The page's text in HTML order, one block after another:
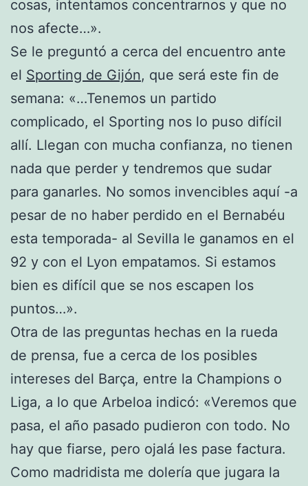
cosas, intentamos concentrarnos y que no
nos afecte…».
Se le preguntó a cerca del encuentro ante
el Sporting de Gijón, que será este fin de
semana: «…Tenemos un partido
complicado, el Sporting nos lo puso difícil
allí. Llegan con mucha confianza, no tienen
nada que perder y tendremos que sudar
para ganarles. No somos invencibles aquí -a
pesar de no haber perdido en el Bernabéu
esta temporada- al Sevilla le ganamos en el
92 y con el Lyon empatamos. Si estamos
bien es difícil que se nos escapen los
puntos…».
Otra de las preguntas hechas en la rueda
de prensa, fue a cerca de los posibles
intereses del Barça, entre la Champions o
Liga, a lo que Arbeloa indicó: «Veremos que
pasa, el año pasado pudieron con todo. No
hay que fiarse, pero ojalá les pase factura.
Como madridista me dolería que jugara la